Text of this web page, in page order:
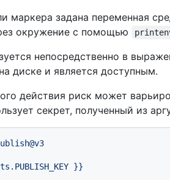
маркера задана переменная
окружение с помощью
непосредственно в
диске и является доступным.
действия риск может
секрет, полученный из
}}